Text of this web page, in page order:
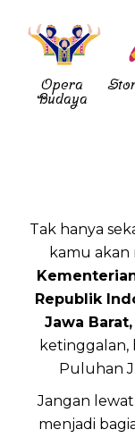
Opera
Budaya
Tak hanya
kamu
Republik
Jawa Barat,
ketinggalan,
Puluhan
Jangan
menjadi